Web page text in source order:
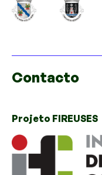
Contacto
Projeto FIREUSES